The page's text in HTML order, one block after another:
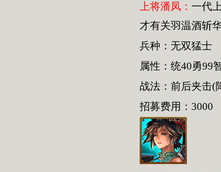
上将潘凤： 一代
才有关羽温酒斩
兵种：无双猛士
属性：统40勇99
战法：前后夹击(
招募费用：3000